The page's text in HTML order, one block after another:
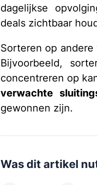
dagelijkse
deals zichtbaar
Sorteren op
Bijvoorbeeld,
concentreren op
verwachte
gewonnen zijn.
Was dit artikel